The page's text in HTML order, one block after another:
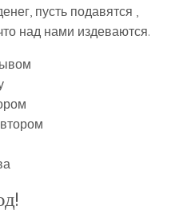
пусть подавятся ,
над нами издеваются.